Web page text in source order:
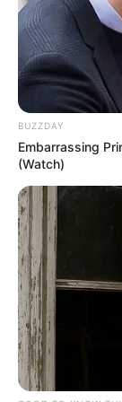
BUZZDAY
Embarrassing
(Watch)